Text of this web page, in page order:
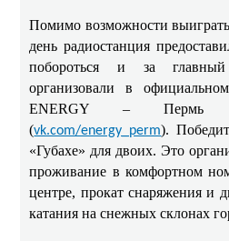
Помимо возможности
день радиостанция
побороться и за
организовали в
ENERGY – Пермь в
(vk.com/energy_perm).
«Губахе» для двоих. Это
проживание в комфортном
центре, прокат снаряжения и
катания на снежных склонах